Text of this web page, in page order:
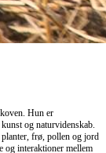
Hun er
og naturvidenskab.
frø, pollen og jord
og interaktioner mellem